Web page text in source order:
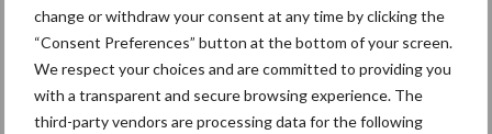
change or withdraw your consent at any time by clicking the
“Consent Preferences” button at the bottom of your screen.
We respect your choices and are committed to providing you
with a transparent and secure browsing experience. The
third-party vendors are processing data for the following
Primaire
Recent nieuws Partner nieuws